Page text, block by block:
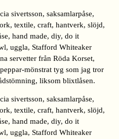
servetter från Röda Korset,
mönstrat tyg som jag tror
liksom blixtlåsen.